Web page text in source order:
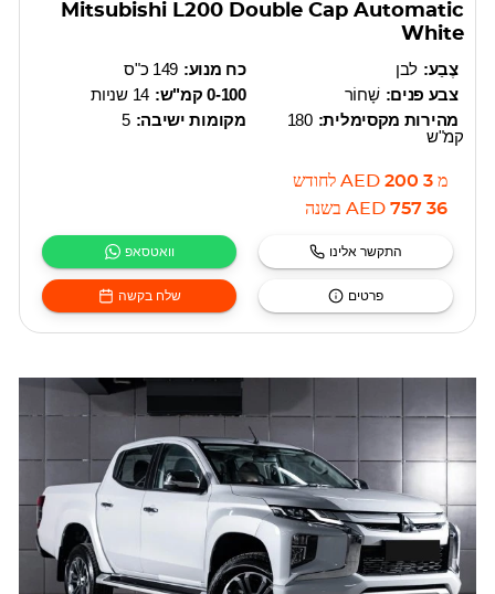
Mitsubishi L200 Double Cap Automatic
White
כח מנוע: 149 כ"ס
0-100 קמ"ש:
14 שניות
מקומות ישיבה: 5
צֶבַע: לבן
צבע פנים: שָׁחוֹר
מהירות מקסימלית: 180
קמ"ש
מ 3 200
AED לחודש
36 757
AED בשנה
וואטסאפ התקשר אלינו
שלח בקשה פרטים